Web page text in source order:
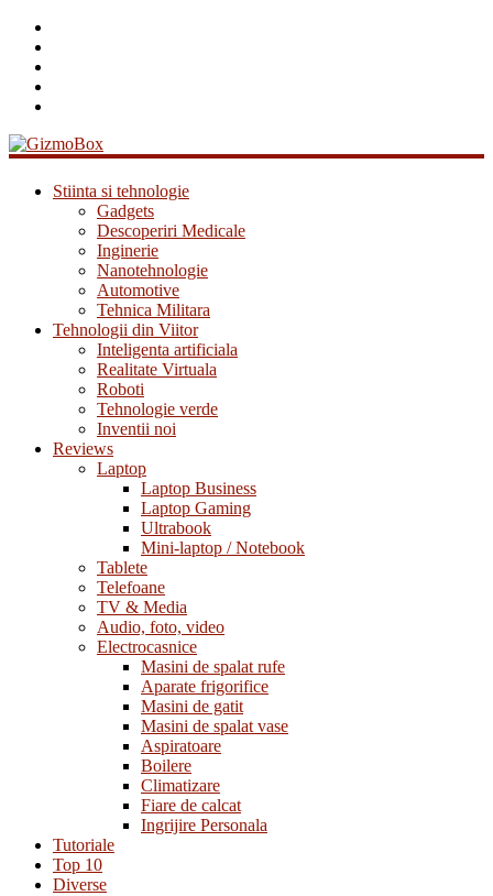
GizmoBox
Stiinta si tehnologie
Gadgets
Descoperiri Medicale
Inginerie
Nanotehnologie
Automotive
Tehnica Militara
Tehnologii din Viitor
Inteligenta artificiala
Realitate Virtuala
Roboti
Tehnologie verde
Inventii noi
Reviews
Laptop
Laptop Business
Laptop Gaming
Ultrabook
Mini-laptop / Notebook
Tablete
Telefoane
TV & Media
Audio, foto, video
Electrocasnice
Masini de spalat rufe
Aparate frigorifice
Masini de gatit
Masini de spalat vase
Aspiratoare
Boilere
Climatizare
Fiare de calcat
Ingrijire Personala
Tutoriale
Top 10
Diverse